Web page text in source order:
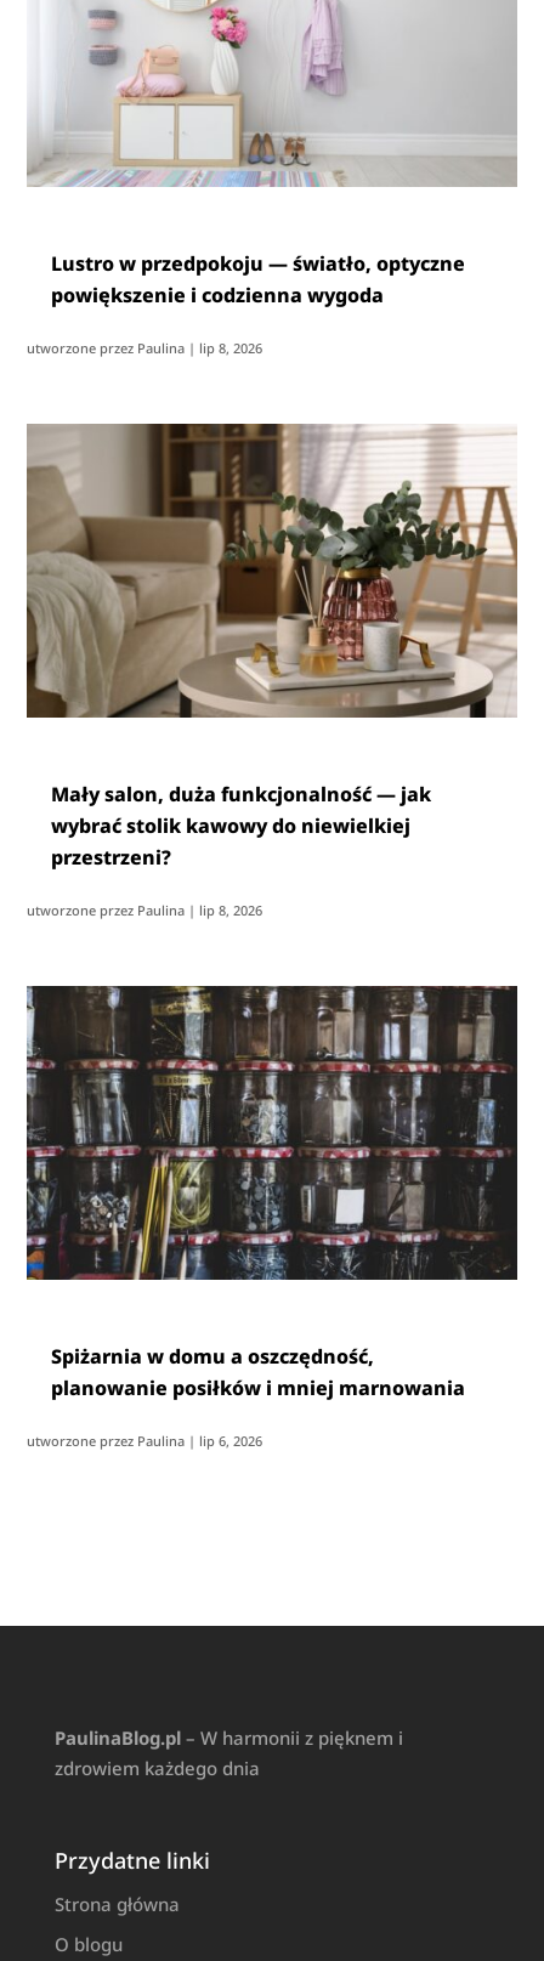
Lustro w przedpokoju — światło, optyczne
powiększenie i codzienna wygoda
utworzone przez Paulina | lip 8, 2026
Mały salon, duża funkcjonalność — jak
wybrać stolik kawowy do niewielkiej
przestrzeni?
utworzone przez Paulina | lip 8, 2026
Spiżarnia w domu a oszczędność,
planowanie posiłków i mniej marnowania
utworzone przez Paulina | lip 6, 2026
PaulinaBlog.pl– W harmonii z pięknem i
zdrowiem każdego dnia
Przydatne linki
Strona główna
O blogu